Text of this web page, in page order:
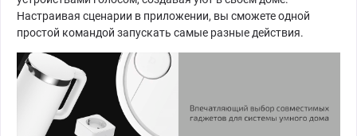
Настраивая сценарии в приложении, вы сможете одной
простой командой запускать самые разные действия.